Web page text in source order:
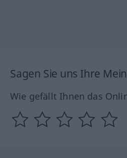
Sagen Sie uns Ihre
Wie gefällt Ihnen das